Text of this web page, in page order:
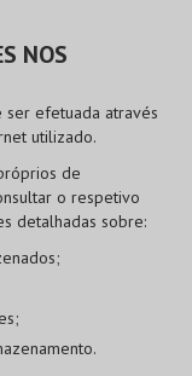
NOS
efetuada através
utilizado.
de
o respetivo
detalhadas sobre: